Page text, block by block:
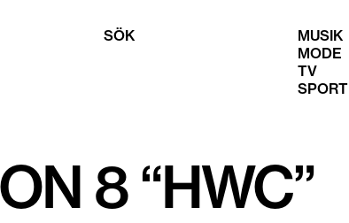
SÖK
MUSIK
MODE
TV
SPORT
8 “HWC”